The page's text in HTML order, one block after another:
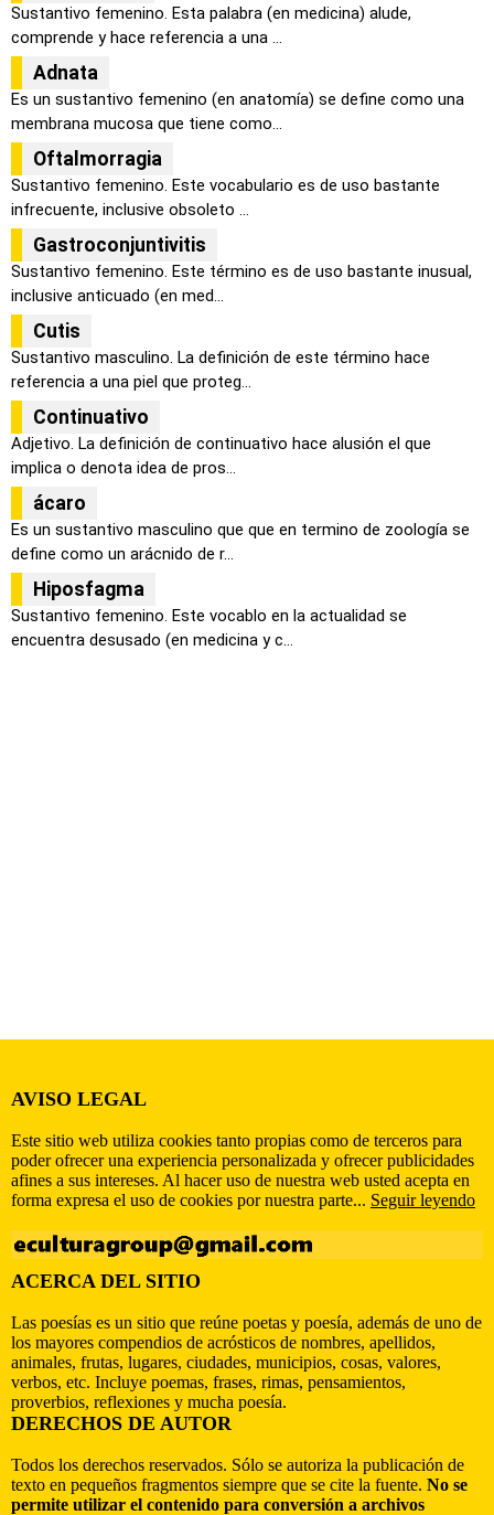
Sustantivo femenino. Esta palabra (en medicina) alude,
comprende y hace referencia a una ...
Adnata
Es un sustantivo femenino (en anatomía) se define como una
membrana mucosa que tiene como...
Oftalmorragia
Sustantivo femenino. Este vocabulario es de uso bastante
infrecuente, inclusive obsoleto ...
Gastroconjuntivitis
Sustantivo femenino. Este término es de uso bastante inusual,
inclusive anticuado (en med...
Cutis
Sustantivo masculino. La definición de este término hace
referencia a una piel que proteg...
Continuativo
Adjetivo. La definición de continuativo hace alusión el que
implica o denota idea de pros...
ácaro
Es un sustantivo masculino que que en termino de zoología se
define como un arácnido de r...
Hiposfagma
Sustantivo femenino. Este vocablo en la actualidad se
encuentra desusado (en medicina y c...
AVISO LEGAL
Este sitio web utiliza cookies tanto propias como de terceros para
poder ofrecer una experiencia personalizada y ofrecer publicidades
afines a sus intereses. Al hacer uso de nuestra web usted acepta en
forma expresa el uso de cookies por nuestra parte... Seguir leyendo
ACERCA DEL SITIO
Las poesías es un sitio que reúne poetas y poesía, además de uno de
los mayores compendios de acrósticos de nombres, apellidos,
animales, frutas, lugares, ciudades, municipios, cosas, valores,
verbos, etc. Incluye poemas, frases, rimas, pensamientos,
proverbios, reflexiones y mucha poesía.
DERECHOS DE AUTOR
Todos los derechos reservados. Sólo se autoriza la publicación de
texto en pequeños fragmentos siempre que se cite la fuente. No se
permite utilizar el contenido para conversión a archivos